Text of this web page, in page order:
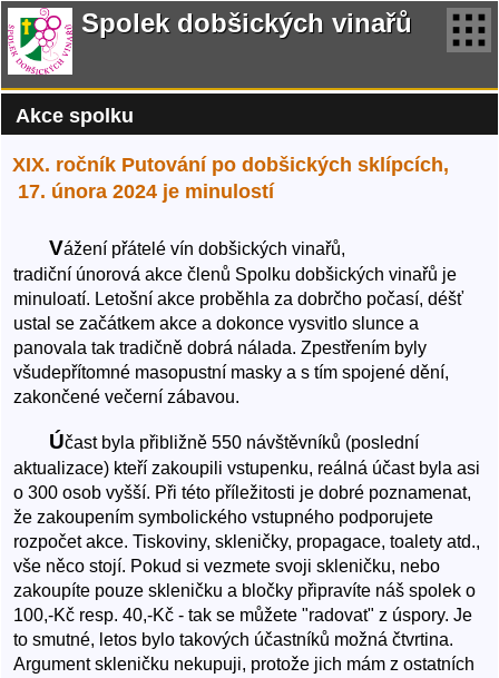
Spolek dobšických vinařů
Akce spolku
XIX. ročník Putování po dobšických sklípcích,
17. února 2024 je minulostí
Vážení přátelé vín dobšických vinařů,
tradiční únorová akce členů Spolku dobšických vinařů je
minuloatí. Letošní akce proběhla za dobrčho počasí, déšť
ustal se začátkem akce a dokonce vysvitlo slunce a
panovala tak tradičně dobrá nálada. Zpestřením byly
všudepřítomné masopustní masky a s tím spojené dění,
zakončené večerní zábavou.
Účast byla přibližně 550 návštěvníků (poslední
aktualizace) kteří zakoupili vstupenku, reálná účast byla asi
o 300 osob vyšší. Při této příležitosti je dobré poznamenat,
že zakoupením symbolického vstupného podporujete
rozpočet akce. Tiskoviny, skleničky, propagace, toalety atd.,
vše něco stojí. Pokud si vezmete svoji skleničku, nebo
zakoupíte pouze skleničku a bločky připravíte náš spolek o
100,-Kč resp. 40,-Kč - tak se můžete "radovat" z úspory. Je
to smutné, letos bylo takových účastníků možná čtvrtina.
Argument skleničku nekupuji, protože jich mám z ostatních